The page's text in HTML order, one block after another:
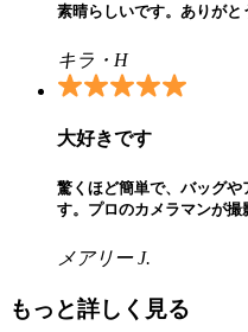
素晴らしいです。ありがと
キラ・H
大好きです
驚くほど簡単で、バッグ
す。プロのカメラマンが撮
メアリー J.
もっと詳しく見る